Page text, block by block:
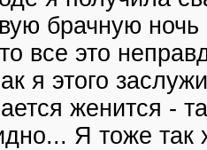
брачную ночь
все это
я этого
женится -
Я тоже так